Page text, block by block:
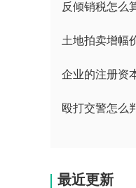
最近更新